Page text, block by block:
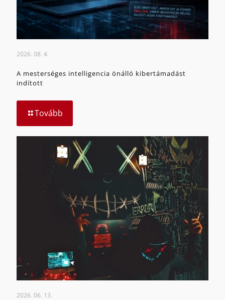
2026. 08. 4.
A mesterséges intelligencia önálló kibertámadást
indított
Tovább
2026. 06. 13.